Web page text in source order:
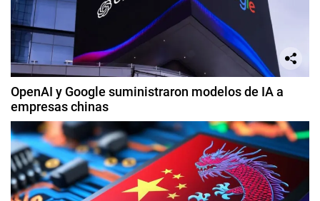
OpenAI y Google suministraron modelos de IA a
empresas chinas